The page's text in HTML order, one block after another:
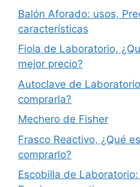
Balón Aforado: usos,
características
Fiola de Laboratorio,
mejor precio?
Autoclave de
comprarla?
Mechero de Fisher
Frasco Reactivo, ¿Qué
comprarlo?
Escobilla de